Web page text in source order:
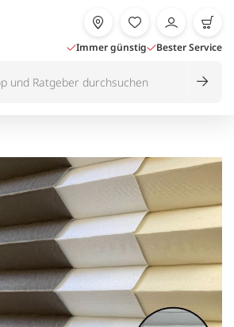
Immer günstig Bester Service